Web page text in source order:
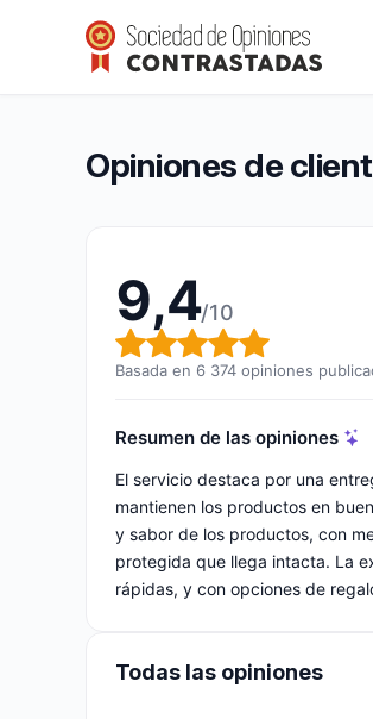
Le Comptoir de Mathilde
Calificación global: 9,4 de 10
9,4/10(6 374 opiniones)
Opiniones de
9,4/10
Calificación
Basada en 6 374 opiniones
Resumen de las opiniones
El servicio destaca por una
mantienen los productos en
y sabor de los productos, con
protegida que llega intacta. La
rápidas, y con opciones de
Todas las opiniones